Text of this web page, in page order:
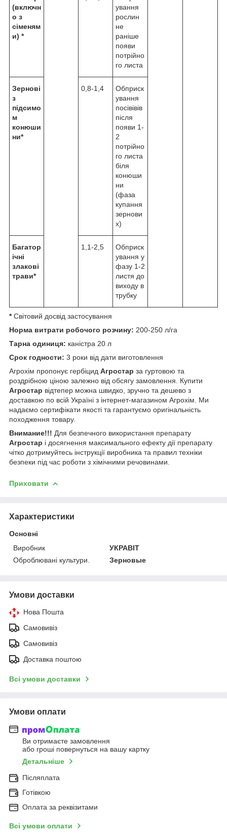
(включн
о з
сіменям
и) *
ування
рослин
не
раніше
появи
потрійно
го листа
Зернові
з
підсимо
м
конюши
ни*
0,8-1,4
Обприск
ування
посівівів
після
появи 1-
2
потрійно
го листа
біля
конюши
ни
(фаза
купання
зернови
х)
Багатор
ічні
злакові
трави*
1,1-2,5
Обприск
ування у
фазу 1-2
листя до
виходу в
трубку
*Світовий досвід застосування
Норма витрати робочого розчину: 200-250 л/га
Тарна одиниця: каністра 20 л
Срок годности: 3 роки від дати виготовлення
Агрохім пропонує гербіцид Агростар за гуртовою та
роздрібною ціною залежно від обсягу замовлення. Купити
Агростар відтепер можна швидко, зручно та дешево з
доставкою по всій Україні з інтернет-магазином Агрохім. Ми
надаємо сертифікати якості та гарантуємо оригінальність
походження товару.
Внимание!!! Для безпечного використання препарату
Агростар і досягнення максимального ефекту дії препарату
чітко дотримуйтесь інструкції виробника та правил техніки
безпеки під час роботи з хімічними речовинами.
Приховати
Характеристики
Основні
Виробник
УКРАВІТ
Оброблювані культури.
Зерновые
Умови доставки
Нова Пошта
Самовивіз
Самовивіз
Доставка поштою
Всі умови доставки
Умови оплати
Ви отримаєте замовлення
або гроші повернуться на вашу картку
Детальніше
Післяплата
Готівкою
Оплата за реквізитами
Всі умови оплати